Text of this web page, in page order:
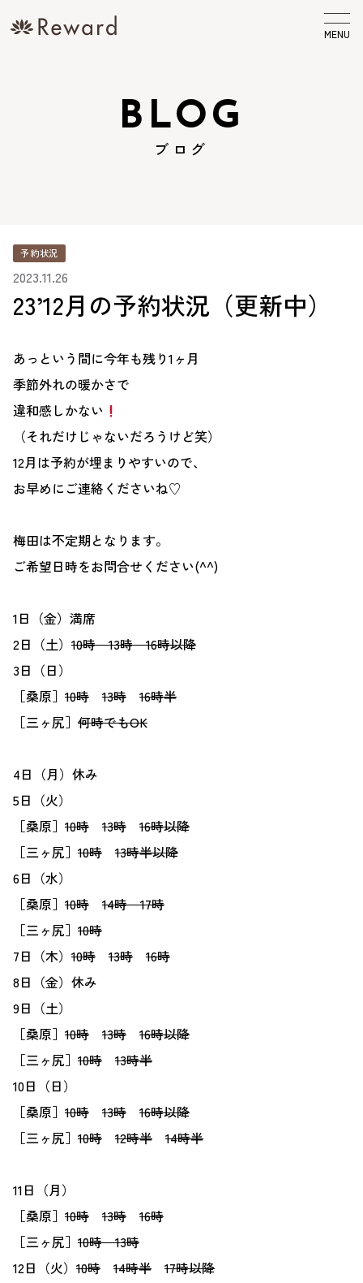
MENU
BLOG
ブログ
予約状況
2023.11.26
23’12月の予約状況（更新中）
あっという間に今年も残り1ヶ月
季節外れの暖かさで
違和感しかない
（それだけじゃないだろうけど笑）
12月は予約が埋まりやすいので、
お早めにご連絡くださいね♡
梅田は不定期となります。
ご希望日時をお問合せください(^^)
1日（金）満席
2日（土） 10時13時16時以降
3日（日）
［桑原］ 10時 13時
16時半
［三ヶ尻］ 何時でもOK
4日（月）休み
5日（火）
［桑原］ 10時 13時
16時以降
［三ヶ尻］ 10時
13時半以降
6日（水）
［桑原］ 10時
14時 17時
［三ヶ尻］ 10時
7日（木） 10時 13時
16時
8日（金）休み
9日（土）
［桑原］ 10時 13時
16時以降
［三ヶ尻］ 10時
13時半
10日（日）
［桑原］ 10時 13時
16時以降
［三ヶ尻］ 10時 12時半 14時半
11日（月）
［桑原］ 10時 13時
16時
［三ヶ尻］ 10時13時
12日（火） 10時 14時半
17時以降